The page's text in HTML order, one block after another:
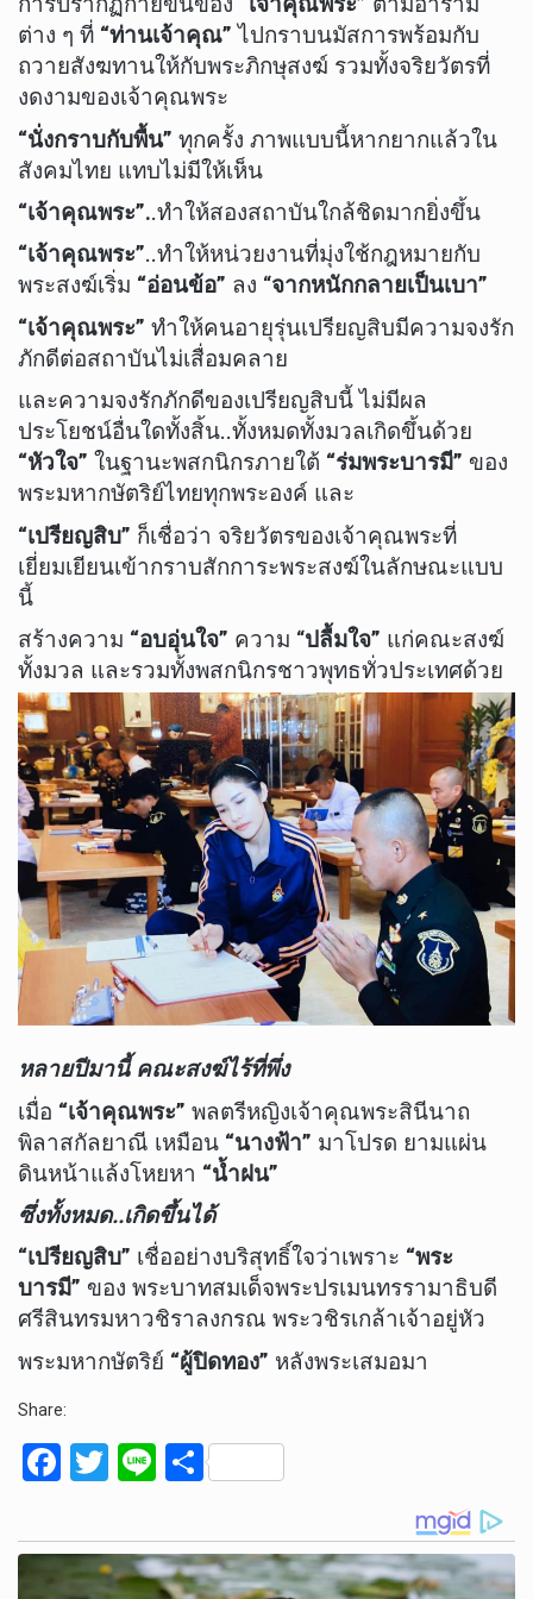
ต่าง ๆ ที่ “ท่านเจ้าคุณ” ไปกราบนมัสการพร้อมกับ
ถวายสังฆทานให้กับพระภิกษุสงฆ์ รวมทั้งจริยวัตรที่
งดงามของเจ้าคุณพระ
“นั่งกราบกับพื้น” ทุกครั้ง ภาพแบบนี้หากยากแล้วใน
สังคมไทย แทบไม่มีให้เห็น
“เจ้าคุณพระ”..ทำให้สองสถาบันใกล้ชิดมากยิ่งขึ้น
“เจ้าคุณพระ”..ทำให้หน่วยงานที่มุ่งใช้กฎหมายกับ
พระสงฆ์เริ่ม “อ่อนข้อ” ลง “จากหนักกลายเป็นเบา”
“เจ้าคุณพระ” ทำให้คนอายุรุ่นเปรียญสิบมีความจงรัก
ภักดีต่อสถาบันไม่เสื่อมคลาย
และความจงรักภักดีของเปรียญสิบนี้ ไม่มีผล
ประโยชน์อื่นใดทั้งสิ้น..ทั้งหมดทั้งมวลเกิดขึ้นด้วย
“หัวใจ” ในฐานะพสกนิกรภายใต้ “ร่มพระบารมี” ของ
พระมหากษัตริย์ไทยทุกพระองค์ และ
“เปรียญสิบ” ก็เชื่อว่า จริยวัตรของเจ้าคุณพระที่
เยี่ยมเยียนเข้ากราบสักการะพระสงฆ์ในลักษณะแบบ
นี้
สร้างความ “อบอุ่นใจ” ความ “ปลื้มใจ” แก่คณะสงฆ์
ทั้งมวล และรวมทั้งพสกนิกรชาวพุทธทั่วประเทศด้วย
หลายปีมานี้ คณะสงฆ์ไร้ที่พึ่ง
เมื่อ “เจ้าคุณพระ” พลตรีหญิงเจ้าคุณพระสินีนาถ
พิลาสกัลยาณี เหมือน “นางฟ้า” มาโปรด ยามแผ่น
ดินหน้าแล้งโหยหา “น้ำฝน”
ซึ่งทั้งหมด..เกิดขึ้นได้
“เปรียญสิบ” เชื่ออย่างบริสุทธิ์ใจว่าเพราะ “พระ
บารมี” ของ พระบาทสมเด็จพระปรเมนทรรามาธิบดี
ศรีสินทรมหาวชิราลงกรณ พระวชิรเกล้าเจ้าอยู่หัว
พระมหากษัตริย์ “ผู้ปิดทอง” หลังพระเสมอมา
Share:
F
ce
b
T
tt
er
Li
e
S
ar
e